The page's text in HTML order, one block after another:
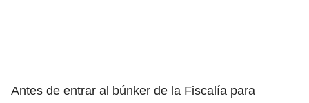
Antes de entrar al búnker de la Fiscalía para